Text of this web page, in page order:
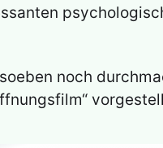
noch